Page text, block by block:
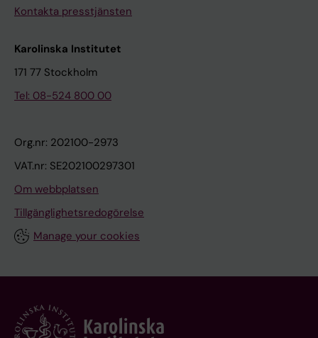
Kontakta presstjänsten
Karolinska Institutet
171 77 Stockholm
Tel: 08-524 800 00
Org.nr: 202100-2973
VAT.nr: SE202100297301
Om webbplatsen
Tillgänglighetsredogörelse
Manage your cookies